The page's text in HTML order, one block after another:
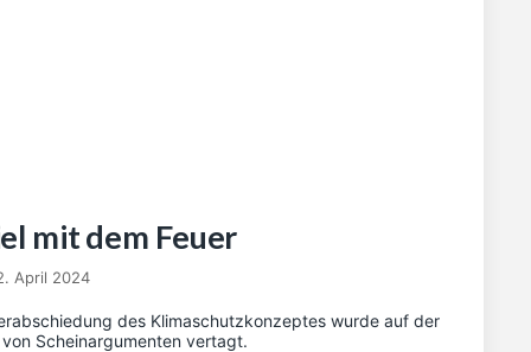
mit dem Feuer
April 2024
des Klimaschutzkonzeptes wurde auf der
von Scheinargumenten vertagt.